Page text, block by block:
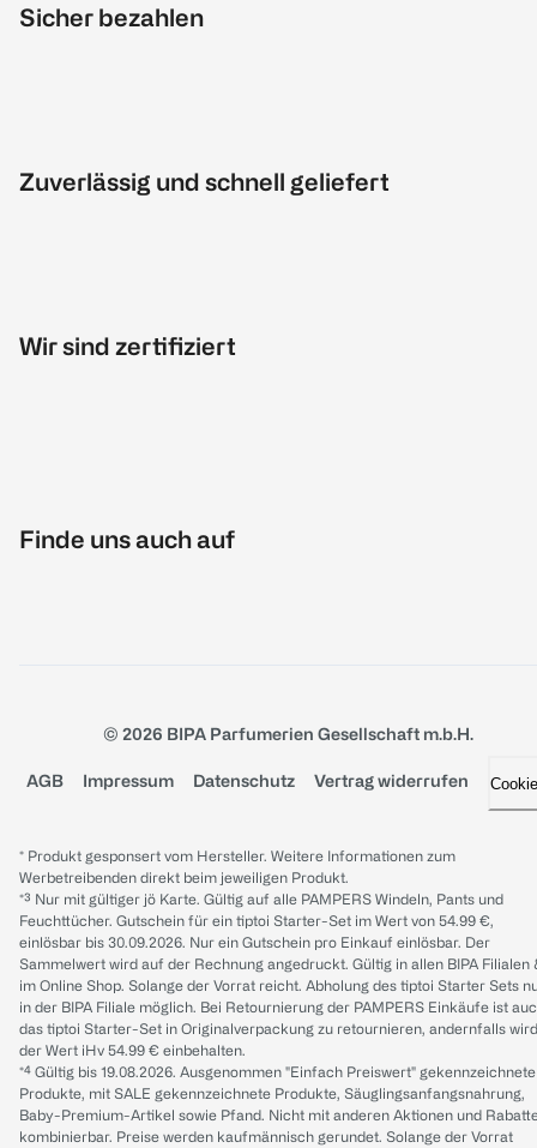
Sicher bezahlen
Zuverlässig und schnell geliefert
Wir sind zertifiziert
Finde uns auch auf
© 2026 BIPA Parfumerien Gesellschaft m.b.H.
AGB Impressum Datenschutz Vertrag widerrufen
* Produkt gesponsert vom Hersteller. Weitere Informationen zum
Werbetreibenden direkt beim jeweiligen Produkt.
*³ Nur mit gültiger jö Karte. Gültig auf alle PAMPERS Windeln, Pants und
Feuchttücher. Gutschein für ein tiptoi Starter-Set im Wert von 54.99 €,
einlösbar bis 30.09.2026. Nur ein Gutschein pro Einkauf einlösbar. Der
Sammelwert wird auf der Rechnung angedruckt. Gültig in allen BIPA Filialen
im Online Shop. Solange der Vorrat reicht. Abholung des tiptoi Starter Sets
in der BIPA Filiale möglich. Bei Retournierung der PAMPERS Einkäufe ist
das tiptoi Starter-Set in Originalverpackung zu retournieren, andernfalls wird
der Wert iHv 54.99 € einbehalten.
*⁴ Gültig bis 19.08.2026. Ausgenommen "Einfach Preiswert" gekennzeichnete
Produkte, mit SALE gekennzeichnete Produkte, Säuglingsanfangsnahrung,
Baby-Premium-Artikel sowie Pfand. Nicht mit anderen Aktionen und
kombinierbar. Preise werden kaufmännisch gerundet. Solange der Vorrat